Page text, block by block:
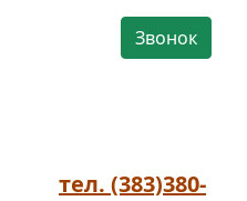
Звонок
тел. (383)380-